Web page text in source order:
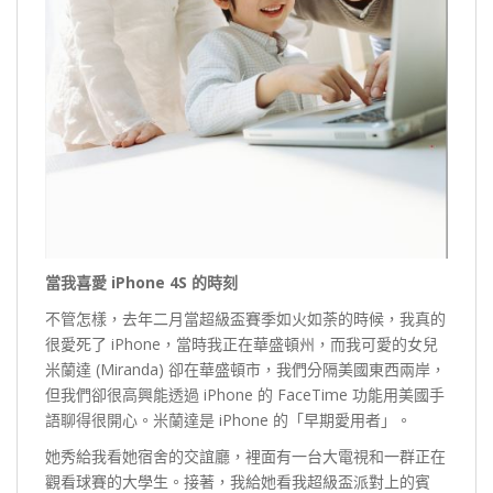
當我喜愛 iPhone 4S 的時刻
不管怎樣，去年二月當超級盃賽季如火如荼的時候，我真的
很愛死了 iPhone，當時我正在華盛頓州，而我可愛的女兒
米蘭達 (Miranda) 卻在華盛頓市，我們分隔美國東西兩岸，
但我們卻很高興能透過 iPhone 的 FaceTime 功能用美國手
語聊得很開心。米蘭達是 iPhone 的「早期愛用者」。
她秀給我看她宿舍的交誼廳，裡面有一台大電視和一群正在
觀看球賽的大學生。接著，我給她看我超級盃派對上的賓